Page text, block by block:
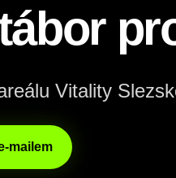
Vitality
mailem